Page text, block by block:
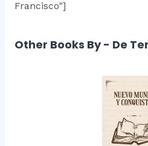
Francisco"]
Other Books By - De